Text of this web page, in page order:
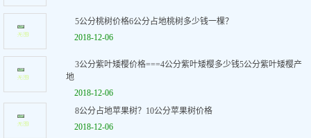
5公分桃树价格6公分占地桃树多少钱一棵？
2018-12-06
3公分紫叶矮樱价格===4公分紫叶矮樱多少钱5公分紫叶矮樱产
地
2018-12-06
8公分占地苹果树？10公分苹果树价格
2018-12-06